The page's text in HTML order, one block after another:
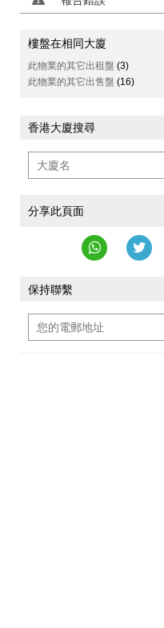
樓盤在相同大廈
此物業的其它出租盤 (3)
此物業的其它出售盤 (16)
香港大廈搜尋
分享此頁面
保持聯繫